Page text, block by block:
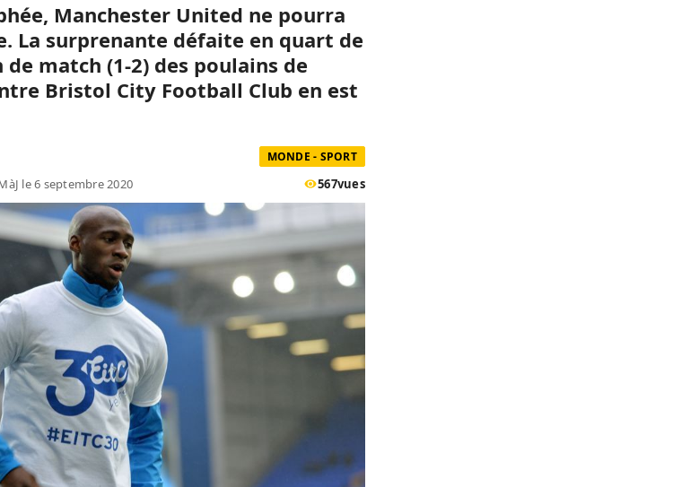
Manchester United ne pourra
La surprenante défaite en quart de
match (1-2) des poulains de
Bristol City Football Club en est
MONDE - SPORT
le 6 septembre 2020 567vues